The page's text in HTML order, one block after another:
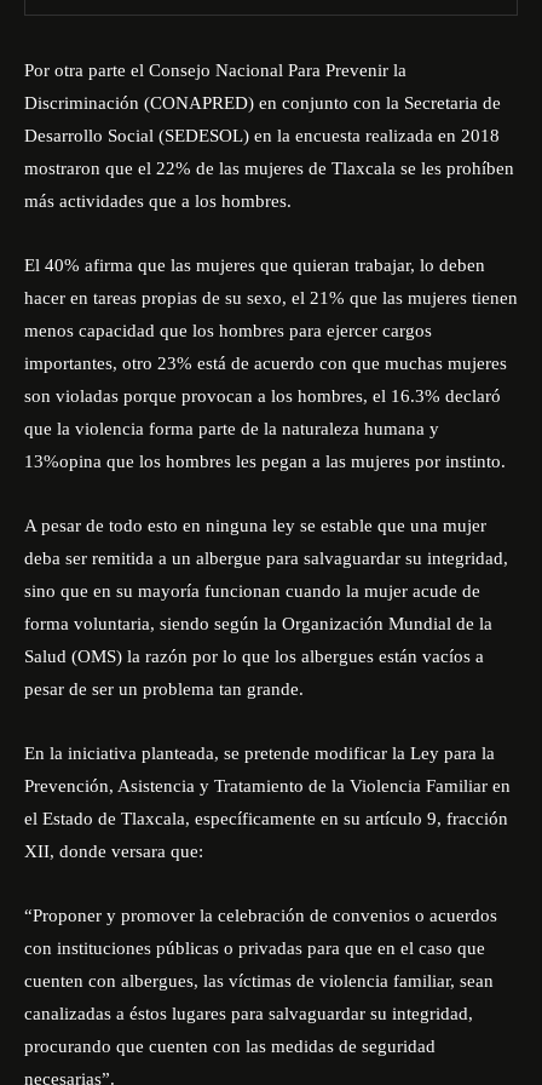
Por otra parte el Consejo Nacional Para Prevenir la
Discriminación (CONAPRED) en conjunto con la Secretaria de
Desarrollo Social (SEDESOL) en la encuesta realizada en 2018
mostraron que el 22% de las mujeres de Tlaxcala se les prohíben
más actividades que a los hombres.
El 40% afirma que las mujeres que quieran trabajar, lo deben
hacer en tareas propias de su sexo, el 21% que las mujeres tienen
menos capacidad que los hombres para ejercer cargos
importantes, otro 23% está de acuerdo con que muchas mujeres
son violadas porque provocan a los hombres, el 16.3% declaró
que la violencia forma parte de la naturaleza humana y
13%opina que los hombres les pegan a las mujeres por instinto.
A pesar de todo esto en ninguna ley se estable que una mujer
deba ser remitida a un albergue para salvaguardar su integridad,
sino que en su mayoría funcionan cuando la mujer acude de
forma voluntaria, siendo según la Organización Mundial de la
Salud (OMS) la razón por lo que los albergues están vacíos a
pesar de ser un problema tan grande.
En la iniciativa planteada, se pretende modificar la Ley para la
Prevención, Asistencia y Tratamiento de la Violencia Familiar en
el Estado de Tlaxcala, específicamente en su artículo 9, fracción
XII, donde versara que:
“Proponer y promover la celebración de convenios o acuerdos
con instituciones públicas o privadas para que en el caso que
cuenten con albergues, las víctimas de violencia familiar, sean
canalizadas a éstos lugares para salvaguardar su integridad,
procurando que cuenten con las medidas de seguridad
necesarias”.